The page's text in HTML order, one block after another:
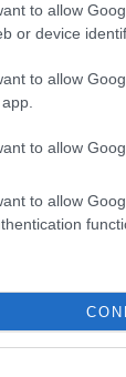
to allow
or device
to allow
to allow
to allow
és talán